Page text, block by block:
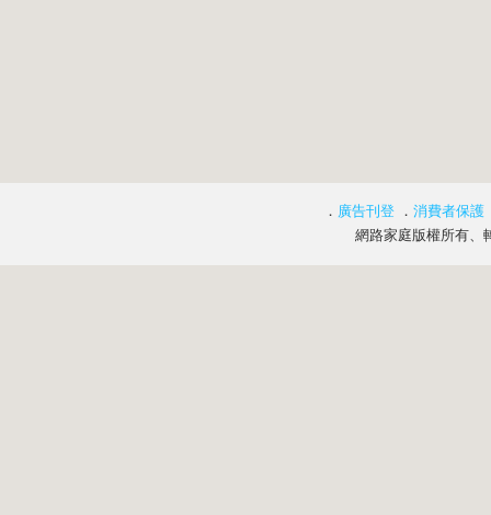
． 廣告刊登 ． 消費者保護
網路家庭版權所有、